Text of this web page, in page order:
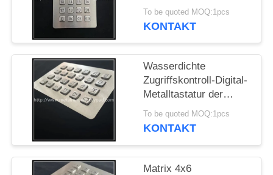
Zugriffskontroll-Digital-
Metalltastatur ODM 24
To be quoted MOQ:1pcs
KONTAKT
Wasserdichte
Zugriffskontroll-Digital-
Metalltastatur der
numerischen Tastatur-
IP65
To be quoted MOQ:1pcs
KONTAKT
Matrix 4x6